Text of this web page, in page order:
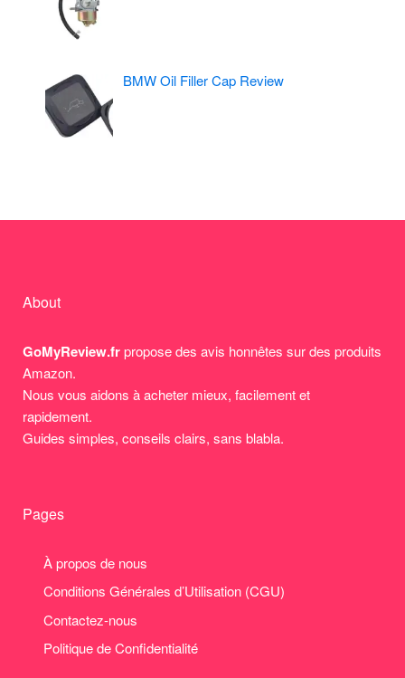
BMW Oil Filler Cap Review
About
GoMyReview.frpropose des avis honnêtes sur des produits
Amazon.
Nous vous aidons à acheter mieux, facilement et
rapidement.
Guides simples, conseils clairs, sans blabla.
Pages
À propos de nous
Conditions Générales d’Utilisation (CGU)
Contactez-nous
Politique de Confidentialité